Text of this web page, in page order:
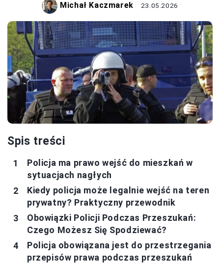
Michał Kaczmarek 23.05.2026
Spis treści
Policja ma prawo wejść do mieszkań w
sytuacjach nagłych
Kiedy policja może legalnie wejść na teren
prywatny? Praktyczny przewodnik
Obowiązki Policji Podczas Przeszukań:
Czego Możesz Się Spodziewać?
Policja obowiązana jest do przestrzegania
przepisów prawa podczas przeszukań